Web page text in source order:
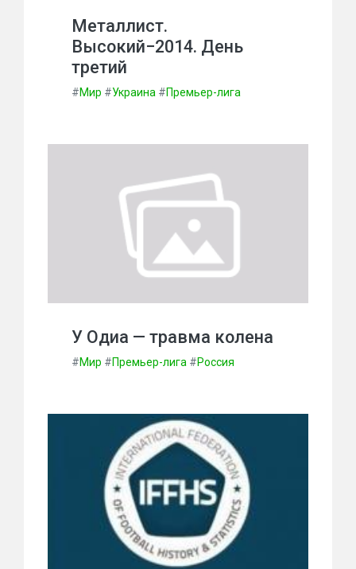
Металлист.
Высокий−2014. День
третий
#Мир #Украина #Премьер-лига
У Одиа — травма колена
#Мир #Премьер-лига #Россия